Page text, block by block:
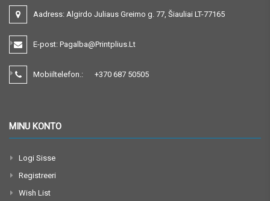
Aadress: Algirdo Juliaus Greimo g. 77, Šiauliai LT-77165
E-post: Pagalba@printplius.lt
Mobiiltelefon.: +370 687 50505
MINU KONTO
Logi Sisse
Registreeri
Wish List